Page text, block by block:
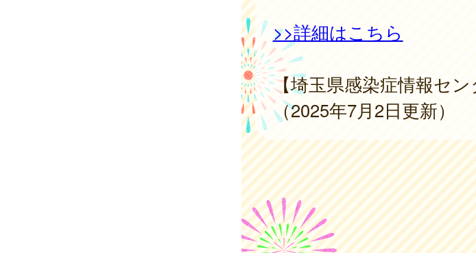
>>詳細はこちら
【埼玉県感染症情報セン
（2025年7月2日更新）